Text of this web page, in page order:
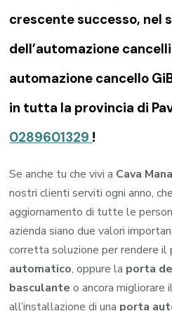
crescente successo, nel
dell’automazione
automazione cancello
in tutta la provincia di
0289601329 !
Se anche tu che vivi a Cava
nostri clienti serviti ogni anno,
aggiornamento di tutte le
azienda siano due valori
corretta soluzione per rendere il
automatico, oppure la porta
basculante o ancora migliorare
all’installazione di una porta